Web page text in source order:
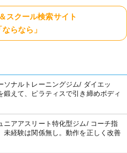
スクール検索サイト
ならなら」
ナルトレーニングジム/ ダイエッ
鍛えて、ピラティスで引き締めボディ
アアスリート特化型ジム/ コーチ指
未経験は関係無し。動作を正しく改善